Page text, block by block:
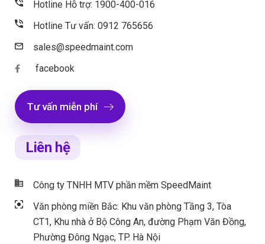
Hotline Hỗ trợ: 1900-400-016
Hotline Tư vấn: 0912 765656
sales@speedmaint.com
facebook
Tư vấn miễn phí
Liên hệ
Công ty TNHH MTV phần mềm SpeedMaint
Văn phòng miền Bắc: Khu văn phòng Tầng 3, Tòa
CT1, Khu nhà ở Bộ Công An, đường Phạm Văn Đồng,
Phường Đông Ngạc, TP. Hà Nội